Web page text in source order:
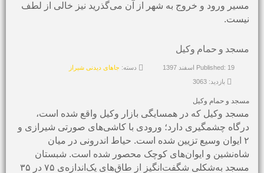
مسیر ورود و خروج به شهر از آن می‌گذرید نیز خالی از لطف
نیست.
مسجد و حمام وکیل
Published: 19 اسفند 1397 دسته: جاهای دیدنی شیراز
بازدید: 3063
مسجد و حمام وکیل
مسجد وکیل که در همسایگی بازار وکیل واقع شده است،
درگاه چشمگیری دارد؛ ورودی با کاشی‌های صورتی شیرازی و
۲ ایوان وسیع تزیین شده است. حیاط اندرونی در میان
شاه‌نشین و ایوان‌های کوچک محصور شده است. شبستان
مسجد به‌شکلی شگفت‌انگیز از طاق‌های یک‌اندازه‌ی ۷۵ در ۳۵